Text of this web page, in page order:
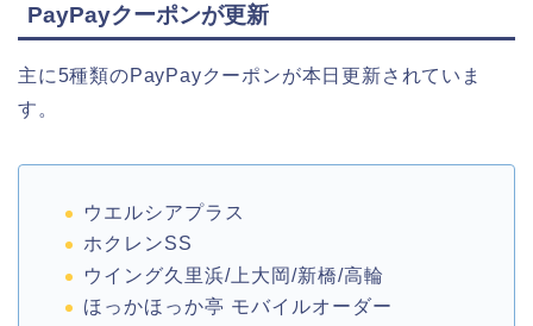
PayPayクーポンが更新
主に5種類のPayPayクーポンが本日更新されていま
す。
ウエルシアプラス
ホクレンSS
ウイング久里浜/上大岡/新橋/高輪
ほっかほっか亭 モバイルオーダー